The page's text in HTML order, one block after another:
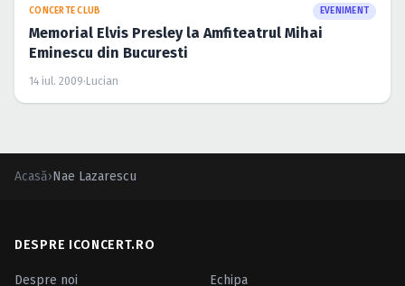
CONCERTE CLUB EVENIMENT
Memorial Elvis Presley la Amfiteatrul Mihai
Eminescu din Bucuresti
14 iul. 2009· Lucian
Acasă›Nae Lazarescu
DESPRE ICONCERT.RO
Despre noi
Echipa